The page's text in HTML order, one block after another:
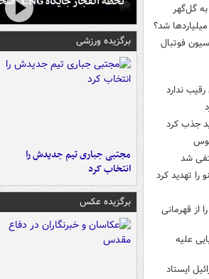
گل‌گهر
شد؟
فوتبال
ندارد
شد
را تهدید کرد
از قهرمانی
علیه
ایستاد
برگزیده ورزشی
مجتبی جباری تیم جدیدش را
انتخاب کرد
برگزیده عکس